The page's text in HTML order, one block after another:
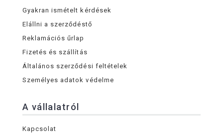
Gyakran ismételt kérdések
Elállni a szerződéstő
Reklamációs űrlap
Fizetés és szállítás
Általános szerződési feltételek
Személyes adatok védelme
A vállalatról
Kapcsolat